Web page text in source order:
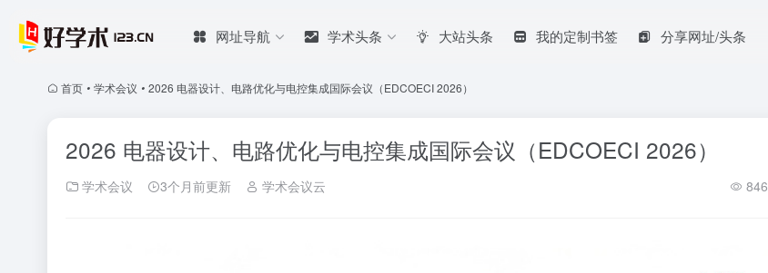
网址导航 学术头条 大站头条 我的定制书签 分享网址/头条
首页 • 学术会议 • 2026 电器设计、电路优化与电控集成国际会议（EDCOECI 2026）
2026 电器设计、电路优化与电控集成国际会议（EDCOECI 2026）
学术会议 3个月前更新 学术会议云 846